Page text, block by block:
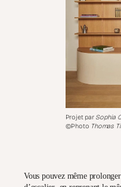
Projet par Sophia
©Photo Thomas
Vous pouvez même